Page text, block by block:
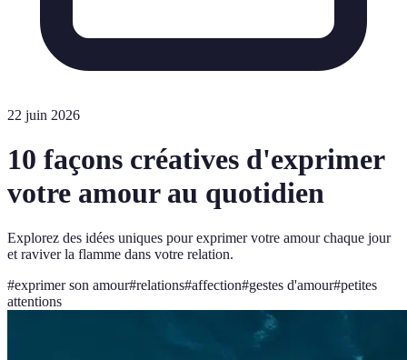
22 juin 2026
10 façons créatives d'exprimer
votre amour au quotidien
Explorez des idées uniques pour exprimer votre amour chaque jour
et raviver la flamme dans votre relation.
#exprimer son amour#relations#affection#gestes d'amour#petites
attentions